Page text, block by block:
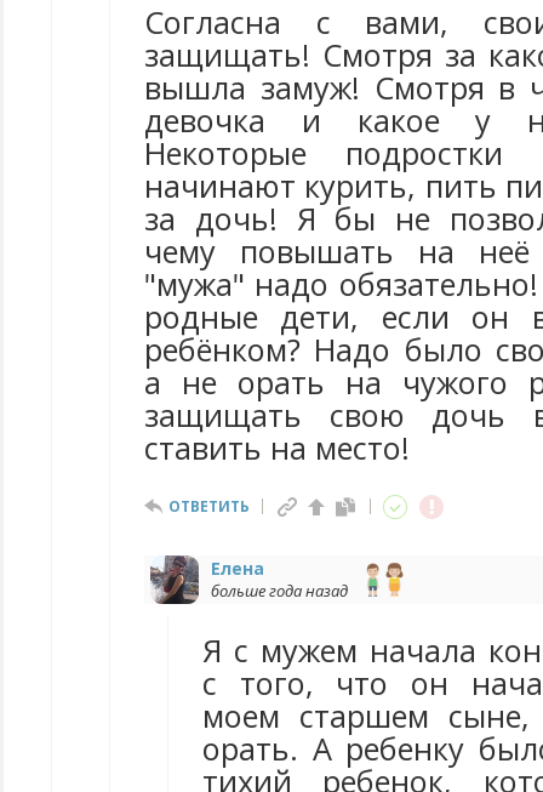
Согласна с вами,
защищать! Смотря за
вышла замуж! Смотря в
девочка и какое у
Некоторые
начинают курить, пить
за дочь! Я бы не
чему повышать на неё
"мужа" надо
родные дети, если он
ребёнком? Надо было
а не орать на чужого
защищать свою дочь
ставить на место!
ОТВЕТИТЬ
Елена
больше года назад
Я с мужем начала
с того, что он
моем старшем
орать. А ребенку
тихий ребенок,